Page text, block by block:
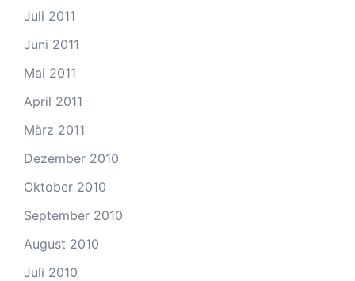
Juli 2011
Juni 2011
Mai 2011
April 2011
März 2011
Dezember 2010
Oktober 2010
September 2010
August 2010
Juli 2010